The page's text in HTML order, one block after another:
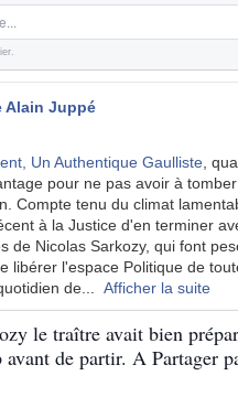
Alain Juppé
Un Authentique Gaulliste ,
pour ne pas avoir à
Compte tenu du climat
à la Justice d'en terminer
de Nicolas Sarkozy, qui font
libérer l'espace Politique de
de
Afficher la suite
le traître avait bien
avant de partir. A Partager